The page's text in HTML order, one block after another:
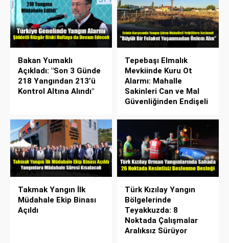
Bakan Yumaklı
Açıkladı: "Son 3 Günde
218 Yangından 213’ü
Kontrol Altına Alındı"
Tepebaşı Elmalık
Mevkiinde Kuru Ot
Alarmı: Mahalle
Sakinleri Can ve Mal
Güvenliğinden Endişeli
Takmak Yangın İlk
Müdahale Ekip Binası
Açıldı
Türk Kızılay Yangın
Bölgelerinde
Teyakkuzda: 8
Noktada Çalışmalar
Aralıksız Sürüyor